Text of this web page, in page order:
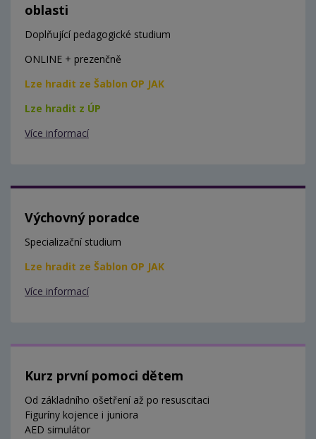
oblasti
Doplňující pedagogické studium
ONLINE + prezenčně
Lze hradit ze Šablon OP JAK
Lze hradit z ÚP
Více informací
Výchovný poradce
Specializační studium
Lze hradit ze Šablon OP JAK
Více informací
Kurz první pomoci dětem
Od základního ošetření až po resuscitaci
Figuríny kojence i juniora
AED simulátor